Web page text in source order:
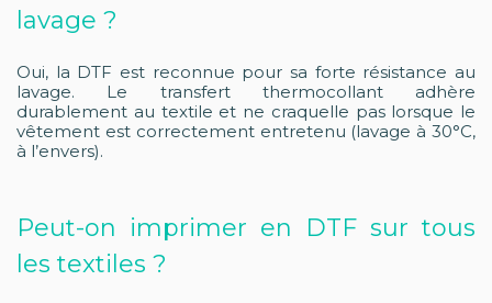
lavage ?
Oui, la DTF est reconnue pour sa forte résistance au
lavage. Le transfert thermocollant adhère
durablement au textile et ne craquelle pas lorsque le
vêtement est correctement entretenu (lavage à 30°C,
à l’envers).
Peut-on imprimer en DTF sur tous
les textiles ?